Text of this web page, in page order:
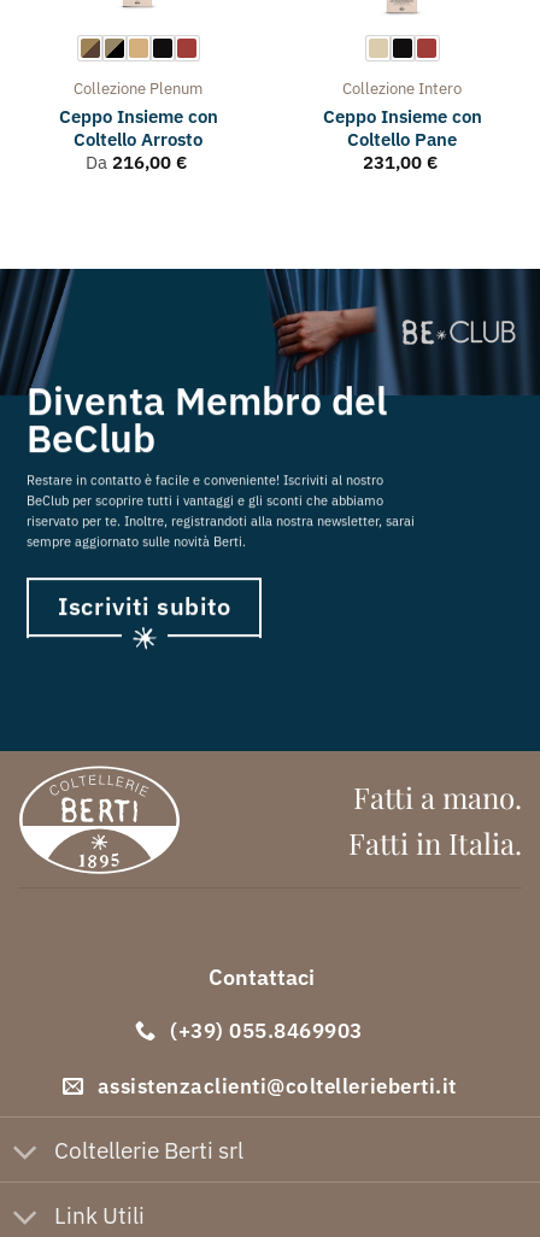
Collezione Plenum
Ceppo Insieme con
Coltello Arrosto
Da 216,00 €
CollezioneIntero
Ceppo Insieme con
Coltello Pane
231,00 €
Diventa Membro del
BeClub
Restare in contatto è facile e conveniente! Iscriviti al nostro
BeClub per scoprire tutti i vantaggi e gli sconti che abbiamo
riservato per te. Inoltre, registrandoti alla nostra newsletter, sarai
sempre aggiornato sulle novità Berti.
Iscriviti subito
Fatti a mano.
Fatti in Italia.
Contattaci
(+39) 055.8469903
assistenzaclienti@coltellerieberti.it
Coltellerie Berti srl
Link Utili